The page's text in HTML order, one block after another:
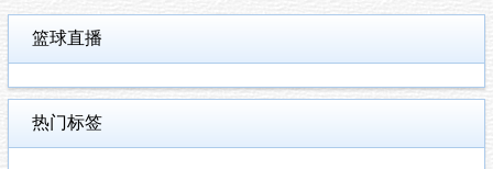
篮球直播
热门标签